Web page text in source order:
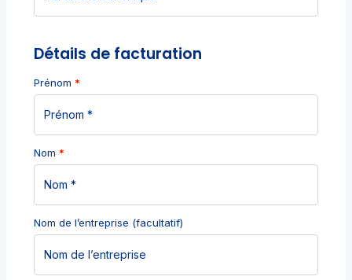
Détails de facturation
Prénom *
Nom *
Nom de l’entreprise (facultatif)